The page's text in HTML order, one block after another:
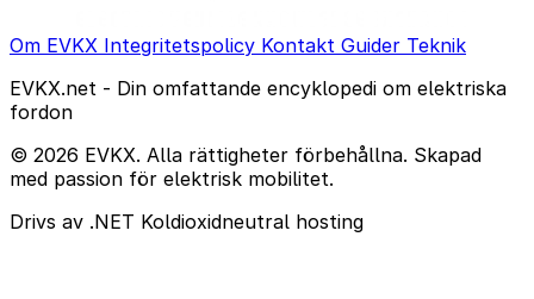
Om EVKX Integritetspolicy Kontakt Guider Teknik
EVKX.net - Din omfattande encyklopedi om elektriska
fordon
© 2026 EVKX. Alla rättigheter förbehållna. Skapad
med passion för elektrisk mobilitet.
Drivs av .NET Koldioxidneutral hosting